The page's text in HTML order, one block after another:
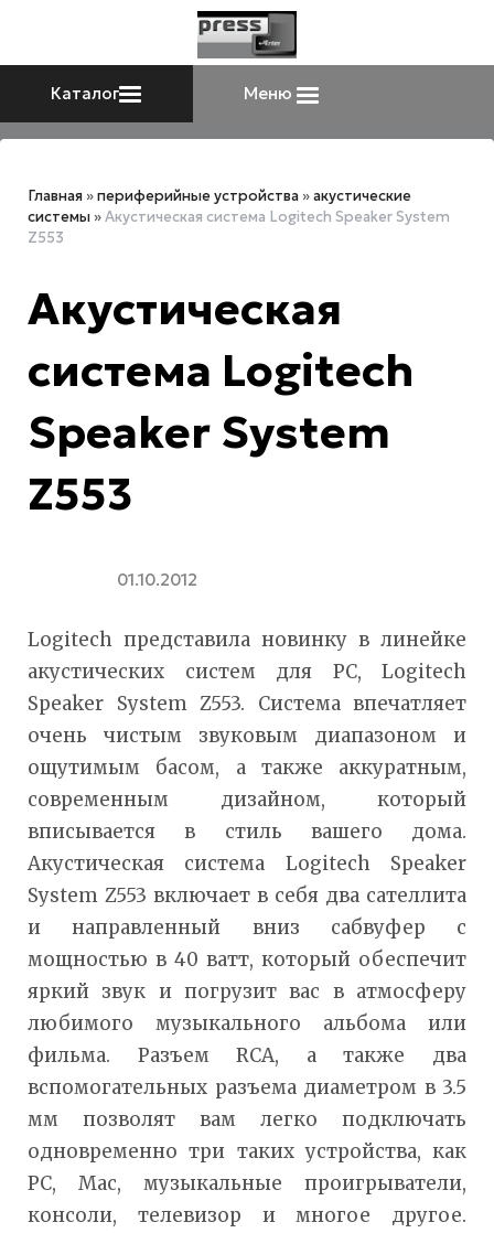
Каталог Меню
Главная »периферийные устройства »акустические
системы »Акустическая система Logitech Speaker System
Z553
Акустическая
система Logitech
Speaker System
Z553
01.10.2012
Logitech представила новинку в линейке
акустических систем для PC, Logitech
Speaker System Z553. Система впечатляет
очень чистым звуковым диапазоном и
ощутимым басом, а также аккуратным,
современным дизайном, который
вписывается в стиль вашего дома.
Акустическая система Logitech Speaker
System Z553 включает в себя два сателлита
и направленный вниз сабвуфер с
мощностью в 40 ватт, который обеспечит
яркий звук и погрузит вас в атмосферу
любимого музыкального альбома или
фильма. Разъем RCA, а также два
вспомогательных разъема диаметром в 3.5
мм позволят вам легко подключать
одновременно три таких устройства, как
PC, Mac, музыкальные проигрыватели,
консоли, телевизор и многое другое.